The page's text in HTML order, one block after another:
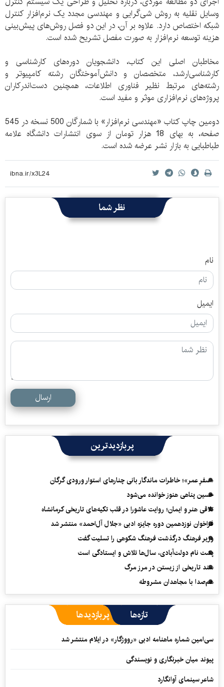
وسایل نقلیه به روش شی‌گرایی و مهندسی مجدد یک نرم‌افزار کنترل
شبکه اختصاص دارد. علاوه بر آن، در این دو فصل روش‌های پیش‌بینی
هزینه توسعه نرم‌افزار به صورت مفصل تشریح شده است.
مخاطبان اصلی این کتاب، دانشجویان دوره‌های کارشناسی و
کارشناسی‌ارشد، متخصصان و دانش‌آموختگان رشته کامپیوتر و
رشته‌های مرتبط نظیر فناوری اطلاعات، همچنین دست‌اندرکاران
پروژه‌های نرم‌افزاری موثر و مفید است.
دومین چاپ کتاب «مهندسی نرم‌افزار» با شمارگان 500 نسخه در 545
صفحه، به بهای 18 هزار تومان از سوی انتشارات دانشگاه علامه
طباطبایی به بازار نشر عرضه شده است.
نظر شما
نام
ایمیل
ارسال
پربازدیدترین
«سفرِ عمر»؛ خاطرات ماندگار بانی چنارهای استوار ورودی گرگان
حسین پناهی هنوز خوانده می‌شود
تلاقی هنر و ایمان؛ روایت عاشورا در قلب تکیه‌های تاریخی کرمانشاه
فراخوان نوزدهمین دوره جایزه ادبی «جلال آل‌احمد» منتشر شد
وزیر فرهنگ درگذشت فرهنگ شکوهی را تسلیت گفت
پشت نام دولت‌آبادی، سال‌ها تلاش و ایستادگی است
سند تاریخی از زیستن در مرز مرگ
هم‌صدا با مجاهدان مشروطه
تازه‌ها پربازدیدها
سی‌امین شماره ماهنامه‌ ادبی «رووژگار» در ایلام منتشر شد
پیوند میان خبرنگاری و نویسندگی
شاعر سینمای آوانگارد